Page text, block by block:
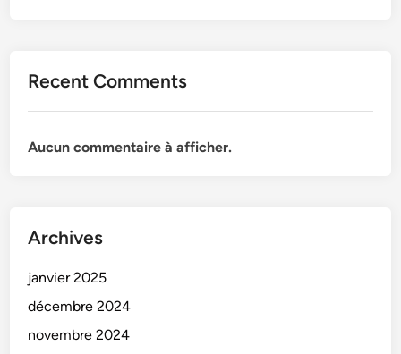
Recent Comments
Aucun commentaire à afficher.
Archives
janvier 2025
décembre 2024
novembre 2024